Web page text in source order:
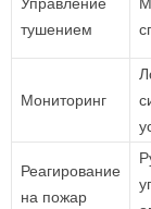
тушением
Мониторинг
Реагирование
на пожар